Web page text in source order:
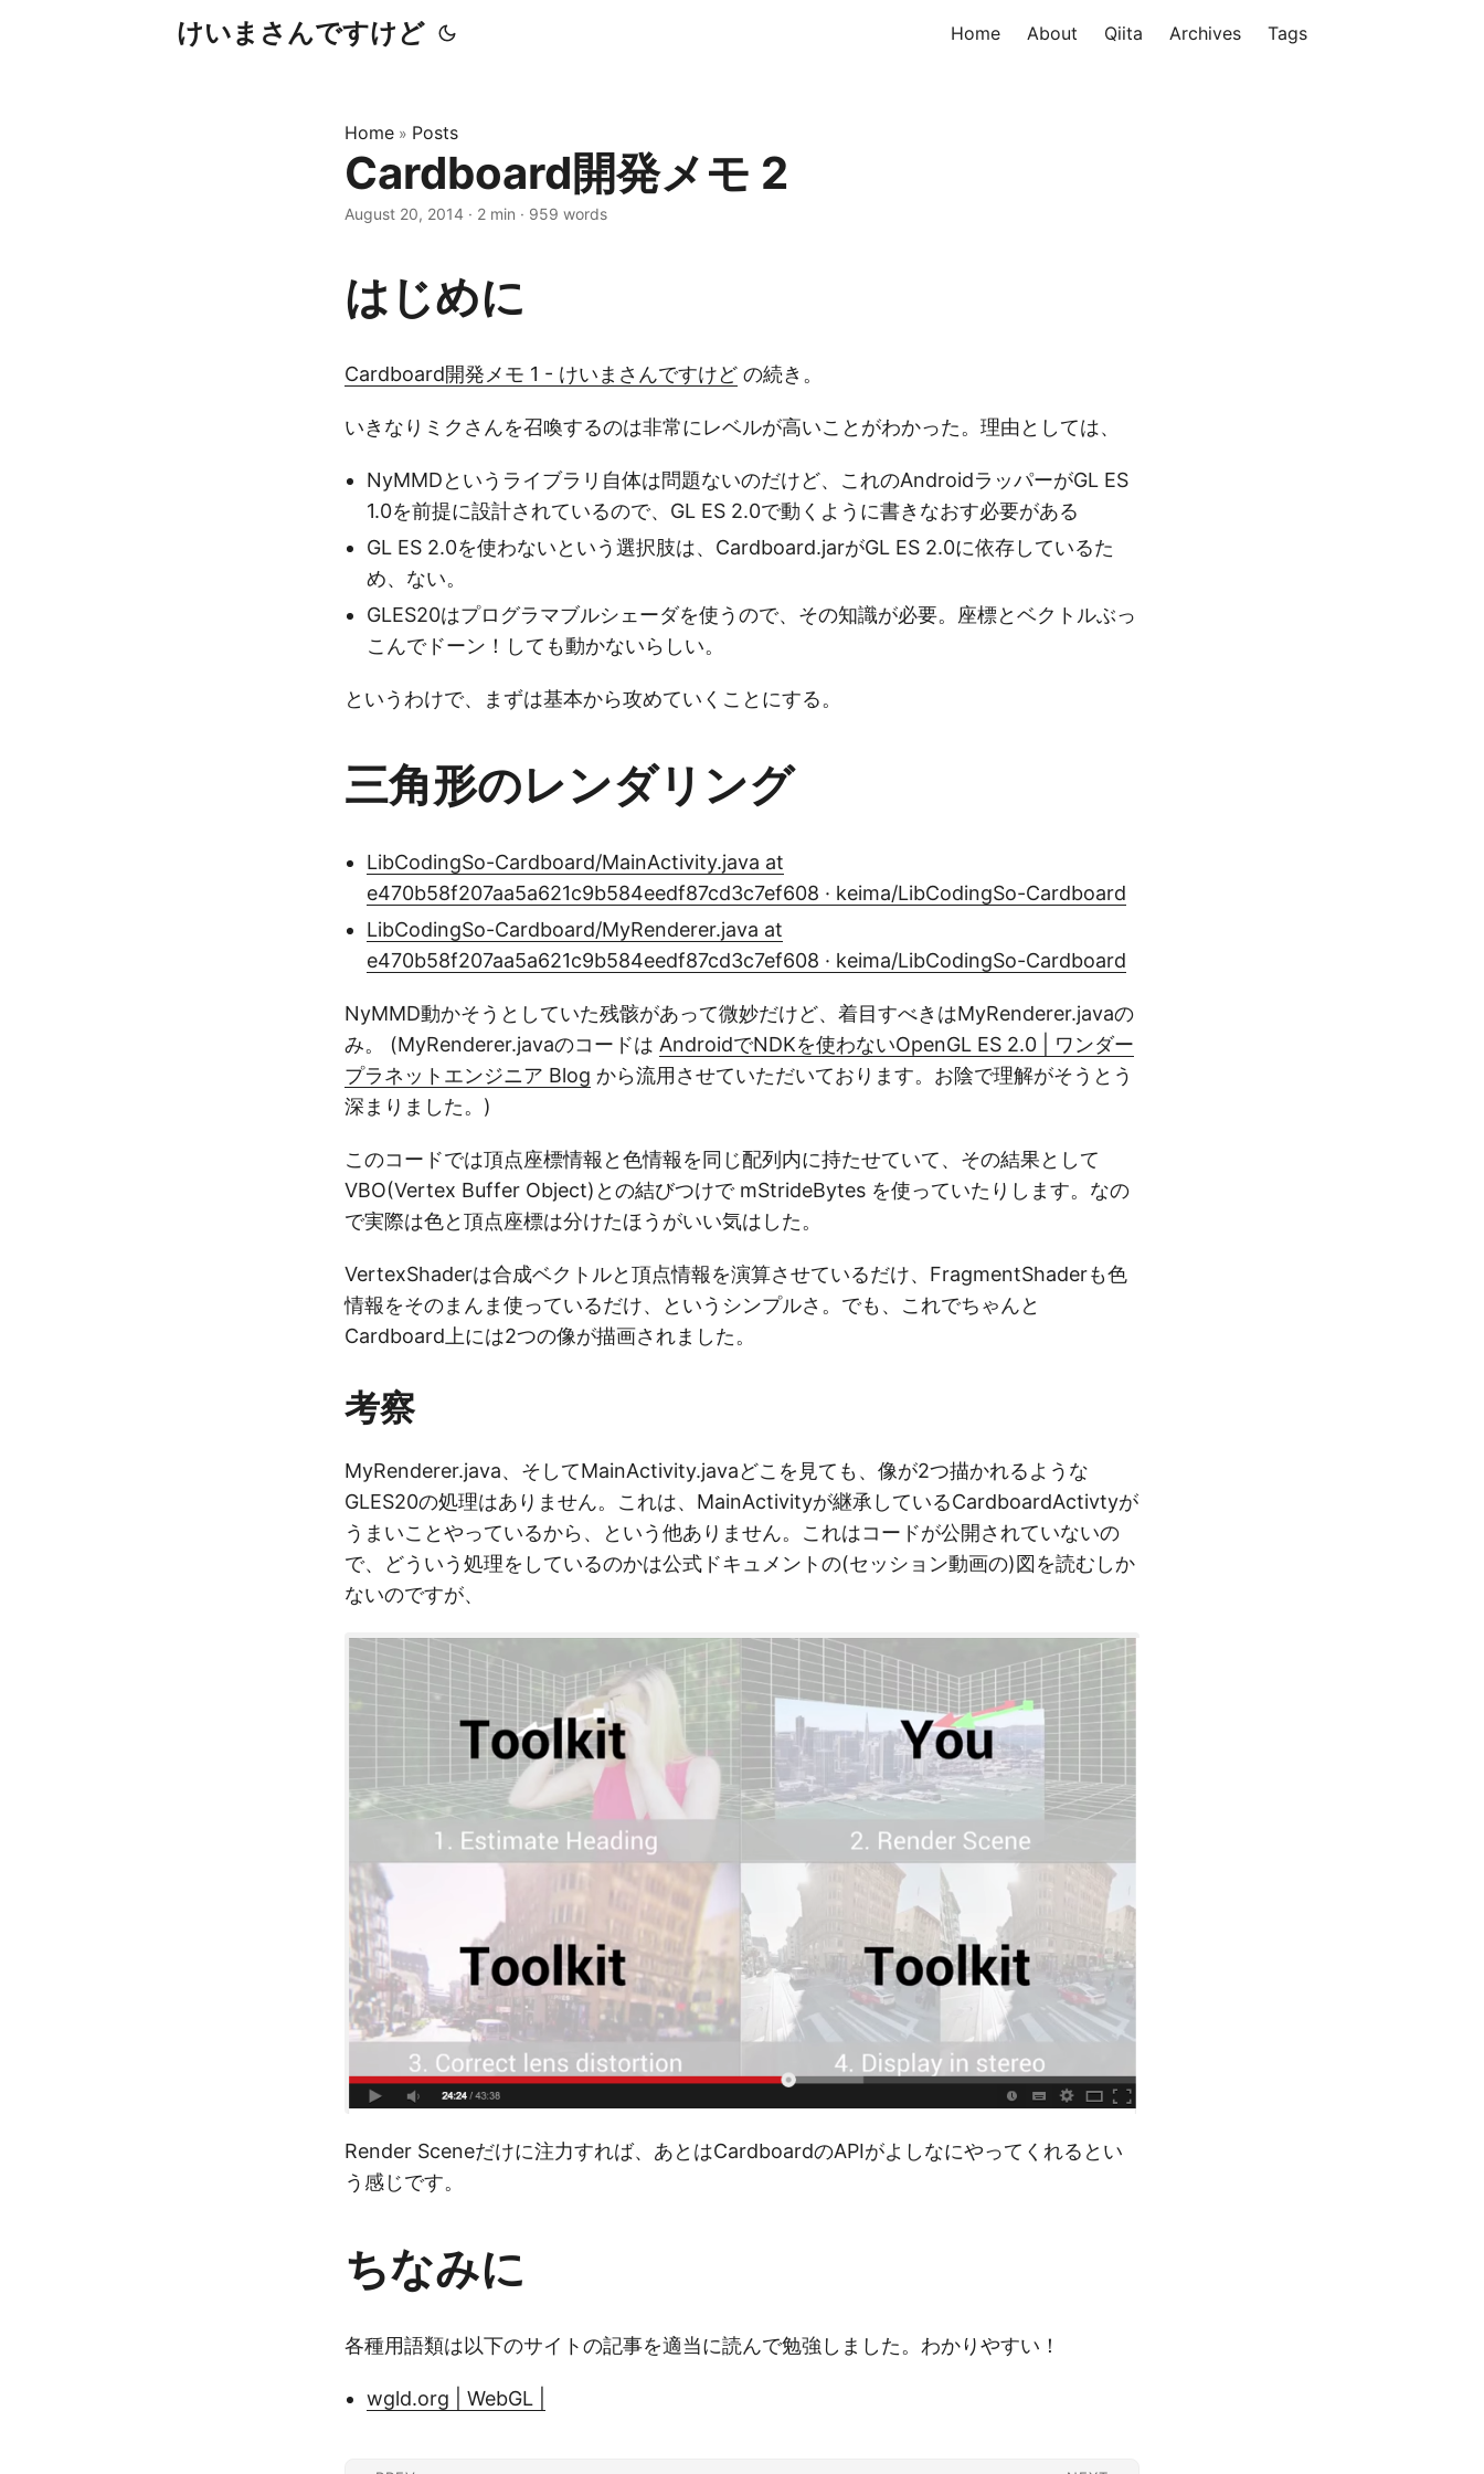
けいまさんですけど Home About Qiita Archives Tags
Home » Posts
Cardboard開発メモ 2
August 20, 2014 · 2 min · 959 words
はじめに
Cardboard開発メモ 1 - けいまさんですけど の続き。
いきなりミクさんを召喚するのは非常にレベルが高いことがわかった。理由としては、
NyMMDというライブラリ自体は問題ないのだけど、これのAndroidラッパーがGL ES
1.0を前提に設計されているので、GL ES 2.0で動くように書きなおす必要がある
GL ES 2.0を使わないという選択肢は、Cardboard.jarがGL ES 2.0に依存しているた
め、ない。
GLES20はプログラマブルシェーダを使うので、その知識が必要。座標とベクトルぶっ
こんでドーン！しても動かないらしい。
というわけで、まずは基本から攻めていくことにする。
三角形のレンダリング
LibCodingSo-Cardboard/MainActivity.java at
e470b58f207aa5a621c9b584eedf87cd3c7ef608 · keima/LibCodingSo-Cardboard
LibCodingSo-Cardboard/MyRenderer.java at
e470b58f207aa5a621c9b584eedf87cd3c7ef608 · keima/LibCodingSo-Cardboard
NyMMD動かそうとしていた残骸があって微妙だけど、着目すべきはMyRenderer.javaの
み。 (MyRenderer.javaのコードは AndroidでNDKを使わないOpenGL ES 2.0 | ワンダー
プラネットエンジニア Blog から流用させていただいております。お陰で理解がそうとう
深まりました。)
このコードでは頂点座標情報と色情報を同じ配列内に持たせていて、その結果として
VBO(Vertex Buffer Object)との結びつけで mStrideBytes を使っていたりします。なの
で実際は色と頂点座標は分けたほうがいい気はした。
VertexShaderは合成ベクトルと頂点情報を演算させているだけ、FragmentShaderも色
情報をそのまんま使っているだけ、というシンプルさ。でも、これでちゃんと
Cardboard上には2つの像が描画されました。
考察
MyRenderer.java、そしてMainActivity.javaどこを見ても、像が2つ描かれるような
GLES20の処理はありません。これは、MainActivityが継承しているCardboardActivtyが
うまいことやっているから、という他ありません。これはコードが公開されていないの
で、どういう処理をしているのかは公式ドキュメントの(セッション動画の)図を読むしか
ないのですが、
Render Sceneだけに注力すれば、あとはCardboardのAPIがよしなにやってくれるとい
う感じです。
ちなみに
各種用語類は以下のサイトの記事を適当に読んで勉強しました。わかりやすい！
wgld.org | WebGL |